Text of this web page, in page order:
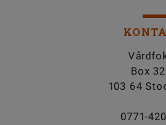
Box
103 64
0771-